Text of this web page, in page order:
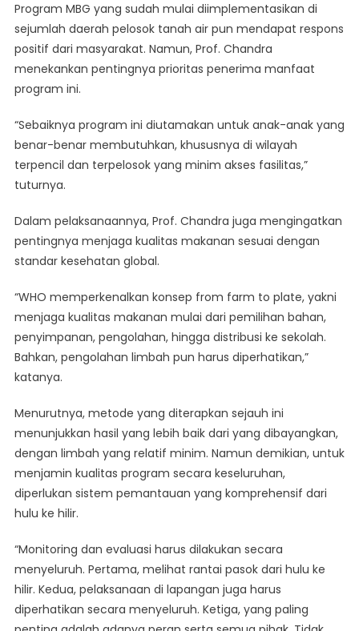
Program MBG yang sudah mulai diimplementasikan di
sejumlah daerah pelosok tanah air pun mendapat respons
positif dari masyarakat. Namun, Prof. Chandra
menekankan pentingnya prioritas penerima manfaat
program ini.
“Sebaiknya program ini diutamakan untuk anak-anak yang
benar-benar membutuhkan, khususnya di wilayah
terpencil dan terpelosok yang minim akses fasilitas,”
tuturnya.
Dalam pelaksanaannya, Prof. Chandra juga mengingatkan
pentingnya menjaga kualitas makanan sesuai dengan
standar kesehatan global.
“WHO memperkenalkan konsep from farm to plate, yakni
menjaga kualitas makanan mulai dari pemilihan bahan,
penyimpanan, pengolahan, hingga distribusi ke sekolah.
Bahkan, pengolahan limbah pun harus diperhatikan,”
katanya.
Menurutnya, metode yang diterapkan sejauh ini
menunjukkan hasil yang lebih baik dari yang dibayangkan,
dengan limbah yang relatif minim. Namun demikian, untuk
menjamin kualitas program secara keseluruhan,
diperlukan sistem pemantauan yang komprehensif dari
hulu ke hilir.
“Monitoring dan evaluasi harus dilakukan secara
menyeluruh. Pertama, melihat rantai pasok dari hulu ke
hilir. Kedua, pelaksanaan di lapangan juga harus
diperhatikan secara menyeluruh. Ketiga, yang paling